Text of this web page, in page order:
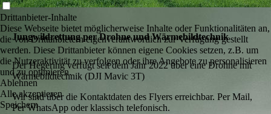
Jungwildrettung per Drohne und Wärmebildtechnik
Der Hegering verfügt seit dem Jahr 2022 über eine Drohne mit
Wärmebildtechnik (DJI Mavic 3T)
Wir sind über die Kontaktdaten des Flyers erreichbar. Per Mail,
Per WhatsApp oder klassisch telefonisch.
Drittanbieter-Inhalte
Diese Webseite bietet möglicherweise Inhalte oder Funktionalitäten an,
die von Drittanbietern eigenverantwortlich zur Verfügung gestellt
werden. Diese Drittanbieter können eigene Cookies setzen, z.B. um
die Nutzeraktivität zu verfolgen oder ihre Angebote zu personalisieren
und zu optimieren.
Ablehnen
Alle akzeptieren
Speichern